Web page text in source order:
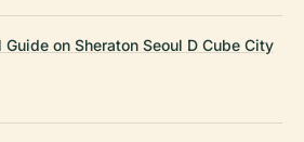
on Sheraton Seoul D Cube City